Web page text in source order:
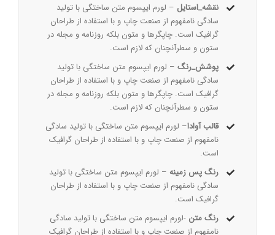
نقشه_استایل – لورم ایپسوم متن ساختگی با تولید
سادگی نامفهوم از صنعت چاپ و با استفاده از طراحان
گرافیک است. چاپگرها و متون بلکه روزنامه و مجله در
ستون و سطرآنچنان که لازم است.
پوشش_رنگ – لورم ایپسوم متن ساختگی با تولید
سادگی نامفهوم از صنعت چاپ و با استفاده از طراحان
گرافیک است. چاپگرها و متون بلکه روزنامه و مجله در
ستون و سطرآنچنان که لازم است.
قالب آوادا– لورم ایپسوم متن ساختگی با تولید سادگی
نامفهوم از صنعت چاپ و با استفاده از طراحان گرافیک
است.
رنگ پس زمینه – لورم ایپسوم متن ساختگی با تولید
سادگی نامفهوم از صنعت چاپ و با استفاده از طراحان
گرافیک است.
رنگ متن -لورم ایپسوم متن ساختگی با تولید سادگی
نامفهوم از صنعت چاپ و با استفاده از طراحان گرافیک